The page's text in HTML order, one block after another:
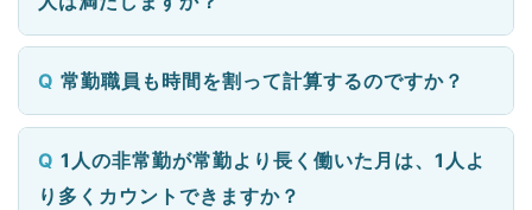
常勤職員も時間を割って計算するのですか？
1人の非常勤が常勤より長く働いた月は、1人よ
り多くカウントできますか？